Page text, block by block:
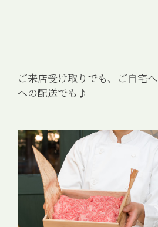
ご来店受け取りでも、ご自宅
への配送でも♪